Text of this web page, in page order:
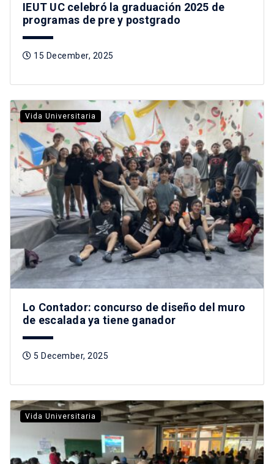
IEUT UC celebró la graduación 2025 de
programas de pre y postgrado
15 December, 2025
Vida Universitaria
Lo Contador: concurso de diseño del muro
de escalada ya tiene ganador
5 December, 2025
Vida Universitaria